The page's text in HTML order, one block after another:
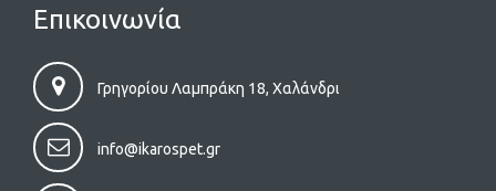
Επικοινωνία
Γρηγορίου Λαμπράκη 18, Χαλάνδρι
info@ikarospet.gr